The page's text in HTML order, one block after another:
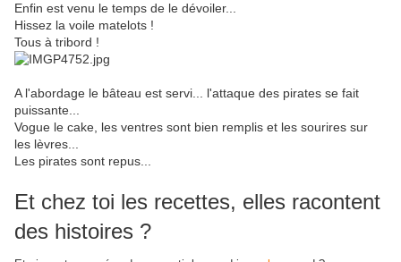
Enfin est venu le temps de le dévoiler...
Hissez la voile matelots !
Tous à tribord !
A l'abordage le bâteau est servi... l'attaque des pirates se fait
puissante...
Vogue le cake, les ventres sont bien remplis et les sourires sur
les lèvres...
Les pirates sont repus...
Et chez toi les recettes, elles racontent
des histoires ?